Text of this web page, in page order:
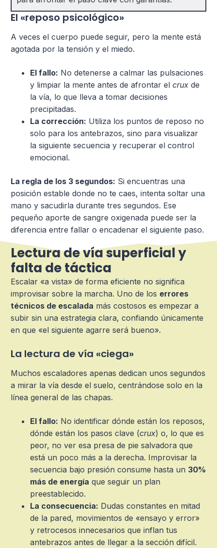
El «reposo psicológico»
A veces el cuerpo puede seguir, pero la mente está
agotada por la tensión y el miedo.
El fallo: No detenerse a calmar las pulsaciones
y limpiar la mente antes de afrontar elcrux de
la vía, lo que lleva a tomar decisiones
precipitadas.
La corrección: Utiliza los puntos de reposo no
solo para los antebrazos, sino para visualizar
la siguiente secuencia y recuperar el control
emocional.
La regla de los 3 segundos: Si encuentras una
posición estable donde no te caes, intenta soltar una
mano y sacudirla durante tres segundos. Ese
pequeño aporte de sangre oxigenada puede ser la
diferencia entre fallar o encadenar el siguiente paso.
Lectura de vía superficial y
falta de táctica
Escalar «a vista» de forma eficiente no significa
improvisar sobre la marcha. Uno de los errores
técnicos de escalada más costosos es empezar a
subir sin una estrategia clara, confiando únicamente
en que «el siguiente agarre será bueno».
La lectura de vía «ciega»
Muchos escaladores apenas dedican unos segundos
a mirar la vía desde el suelo, centrándose solo en la
línea general de las chapas.
El fallo: No identificar dónde están los reposos,
dónde están los pasos clave (crux) o, lo que es
peor, no ver esa presa de pie salvadora que
está un poco más a la derecha. Improvisar la
secuencia bajo presión consume hasta un 30%
más de energía que seguir un plan
preestablecido.
La consecuencia: Dudas constantes en mitad
de la pared, movimientos de «ensayo y error»
y retrocesos innecesarios que inflan tus
antebrazos antes de llegar a la sección difícil.